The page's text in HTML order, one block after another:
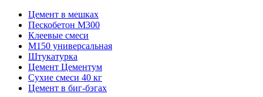
Цемент в мешках
Пескобетон М300
Клеевые смеси
М150 универсальная
Штукатурка
Цемент Цементум
Сухие смеси 40 кг
Цемент в биг-бэгах